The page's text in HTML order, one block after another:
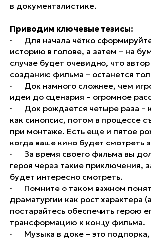
в документалистике.
Приводим ключевые тезисы:
· Для начала чётко
историю в голове, а затем – на
случае будет очевидно, что автор
созданию фильма – останется
· Док намного сложнее, чем
идеи до сценария – огромное
· Док рождается четыре раза –
как синопсис, потом в процессе
при монтаже. Есть еще и пятое
когда ваше кино будет смотреть
· За время своего фильма вы
героя через такие приключения,
будет интересно смотреть.
· Помните о таком важном
драматургии как рост характера
постарайтесь обеспечить герою
трансформацию к концу фильма.
· Музыка в доке – это подпорка,